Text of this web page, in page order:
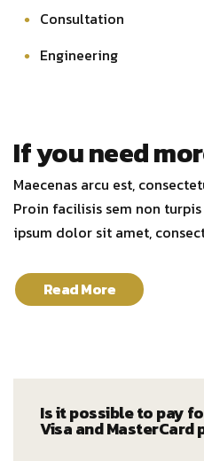
Consultation
Engineering
If you need
Maecenas arcu est,
Proin facilisis sem non
ipsum dolor sit amet,
Read More
Is it possible to pay
Visa and MasterCard